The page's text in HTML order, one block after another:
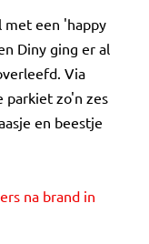
met een 'happy
Diny ging er al
Via
parkiet zo'n zes
en beestje
na brand in